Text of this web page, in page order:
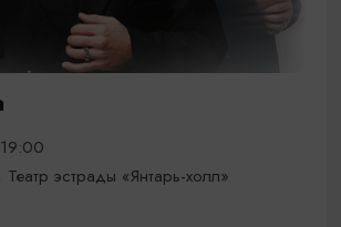
Театр эстрады «Янтарь-холл»